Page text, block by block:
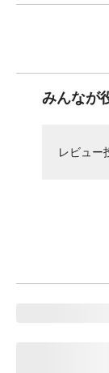
みんなが
レビュー